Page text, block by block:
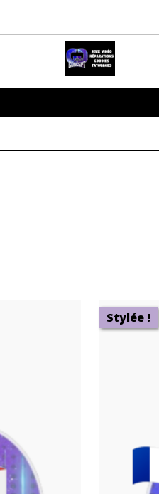
Stylée !